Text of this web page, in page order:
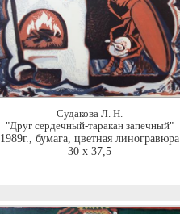
Судакова Л. Н.
"Друг сердечный-таракан запечный"
1989г., бумага, цветная линогравюра
30 x 37,5